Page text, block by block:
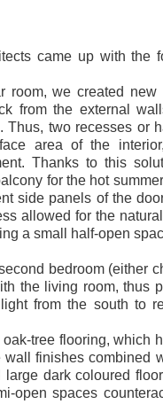
came up with the
we created new
from the external
two recesses or
area of ​​the
Thanks to this
for the hot
side panels of the
allowed for the
a small half-open
bedroom (either
the living room, thus
from the south to
tree flooring, which
finishes combined
dark coloured
open spaces